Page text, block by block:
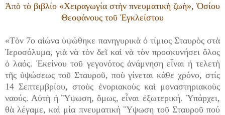
Ἀπὸ τὸ βιβλίο «Χειραγωγία στὴν πνευματικὴ ζωὴ», Ὁσίου
Θεοφάνους τοῦ Ἐγκλείστου
«Τὸν 7ο αἰώνα ὑψώθηκε πανηγυρικὰ ὁ τίμιος Σταυρὸς στὰ
Ἱεροσόλυμα, γιὰ νὰ τὸν δεῖ καὶ νὰ τὸν προσκυνήσει ὅλος
ὁ λαός. Ἐκείνου τοῦ γεγονότος ἀνάμνηση εἶναι ἡ τελετὴ
τῆς ὑψώσεως τοῦ Σταυροῦ, ποὺ γίνεται κάθε χρόνο, στίς
14 Σεπτεμβρίου, στοὺς ἐνοριακοὺς καὶ μοναστηριακοὺς
ναούς. Αὐτὴ ἠ Ὓψωση, ὅμως, εἶναι ἐξωτερική. Ὑπάρχει,
θὰ λέγαμε, καὶ μία πνευματική Ὓψωση τοῦ Σταυροῦ πού